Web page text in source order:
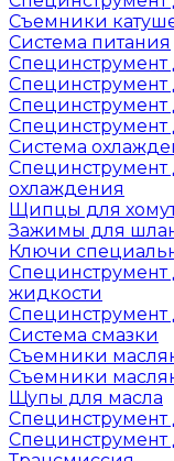
Съемники
Система питания
Специнструмент
Специнструмент
Система
Специнструмент
охлаждения
Щипцы для
Зажимы для
Ключи
жидкости
Специнструмент
Система смазки
Съемники
Съемники
Щупы для масла
Специнструмент
Специнструмент